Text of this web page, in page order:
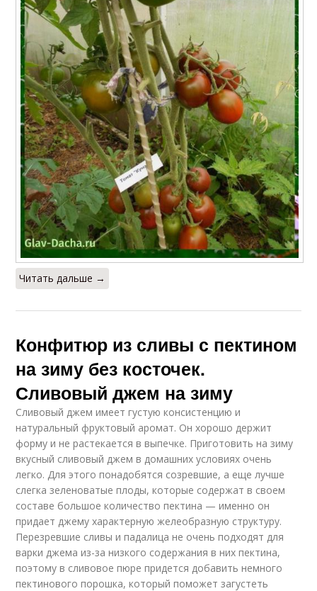
Читать дальше →
Конфитюр из сливы с пектином
на зиму без косточек.
Сливовый джем на зиму
Сливовый джем имеет густую консистенцию и
натуральный фруктовый аромат. Он хорошо держит
форму и не растекается в выпечке. Приготовить на зиму
вкусный сливовый джем в домашних условиях очень
легко. Для этого понадобятся созревшие, а еще лучше
слегка зеленоватые плоды, которые содержат в своем
составе большое количество пектина — именно он
придает джему характерную желеобразную структуру.
Перезревшие сливы и падалица не очень подходят для
варки джема из-за низкого содержания в них пектина,
поэтому в сливовое пюре придется добавить немного
пектинового порошка, который поможет загустеть